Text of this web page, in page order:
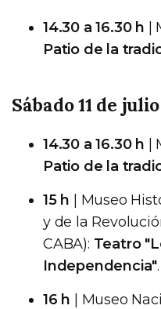
14.30 a 16.30 h |
Patio de la
Sábado 11 de julio
14.30 a 16.30 h |
Patio de la
15 h | Museo
y de la
CABA): Teatro
Independencia".
16 h | Museo